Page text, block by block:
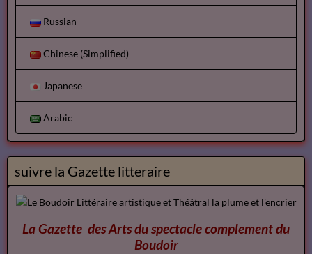
Russian
Chinese (Simplified)
Japanese
Arabic
suivre la Gazette litteraire
La Gazette des Arts du spectaclecomplementdu
Boudoir